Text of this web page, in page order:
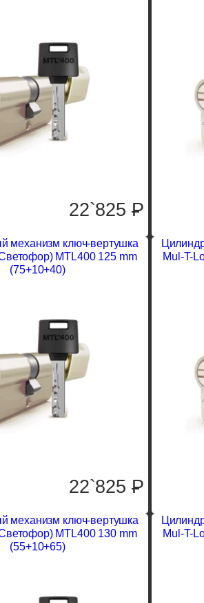
22`825 P
механизм ключ-вертушка
MTL400 125 mm
(75+10+40)
22`825 P
Mul-T-
механизм ключ-вертушка
MTL400 130 mm
(55+10+65)
Mul-T-